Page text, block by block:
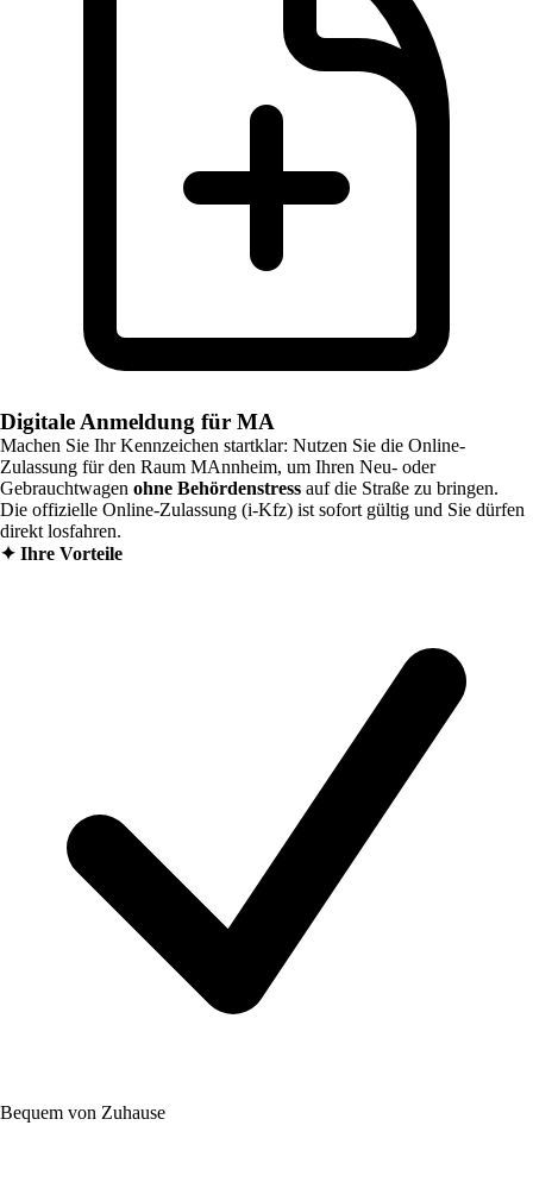
Digitale Anmeldung für MA
Machen Sie Ihr Kennzeichen startklar: Nutzen Sie die Online-
Zulassung für den Raum MAnnheim, um Ihren Neu- oder
Gebrauchtwagen ohne Behördenstress auf die Straße zu bringen.
Die offizielle Online-Zulassung (i-Kfz) ist sofort gültig und Sie dürfen
direkt losfahren.
✦ Ihre Vorteile
Bequem von Zuhause